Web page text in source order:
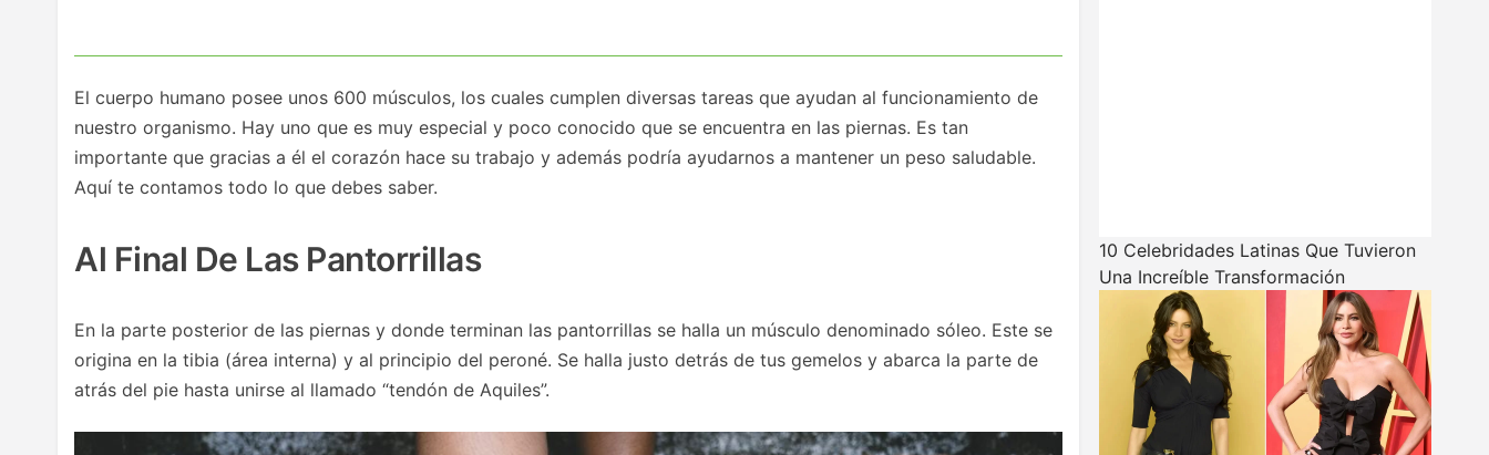
El cuerpo humano posee unos 600 músculos, los cuales cumplen diversas tareas que ayudan al funcionamiento de
nuestro organismo. Hay uno que es muy especial y poco conocido que se encuentra en las piernas. Es tan
importante que gracias a él el corazón hace su trabajo y además podría ayudarnos a mantener un peso saludable.
Aquí te contamos todo lo que debes saber.
Al Final De Las Pantorrillas
En la parte posterior de las piernas y donde terminan las pantorrillas se halla un músculo denominado sóleo. Este se
origina en la tibia (área interna) y al principio del peroné. Se halla justo detrás de tus gemelos y abarca la parte de
atrás del pie hasta unirse al llamado “tendón de Aquiles”.
10 Celebridades Latinas Que Tuvieron
Una Increíble Transformación